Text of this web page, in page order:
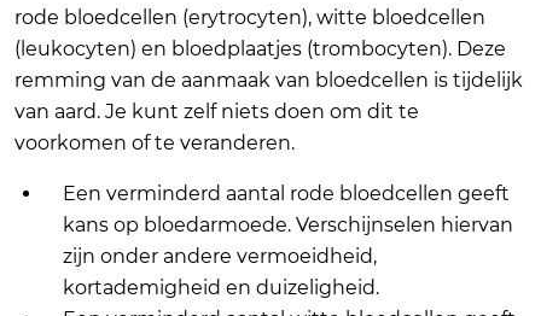
rode bloedcellen (erytrocyten), witte bloedcellen
(leukocyten) en bloedplaatjes (trombocyten). Deze
remming van de aanmaak van bloedcellen is tijdelijk
van aard. Je kunt zelf niets doen om dit te
voorkomen of te veranderen.
Een verminderd aantal rode bloedcellen geeft
kans op bloedarmoede. Verschijnselen hiervan
zijn onder andere vermoeidheid,
kortademigheid en duizeligheid.